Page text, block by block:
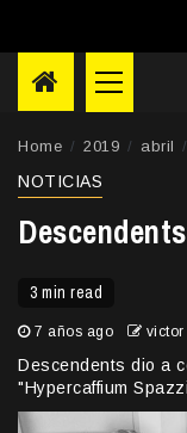
Primary
Menu
Home 2019 abril
NOTICIAS
3 min read
7 años ago
Descendents dio a
"Hypercaffium